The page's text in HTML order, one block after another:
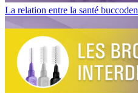
La relation entre la santé